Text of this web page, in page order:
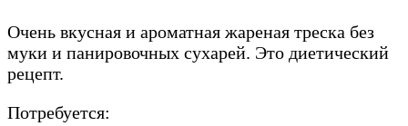
Очень вкусная и ароматная жареная треска без
муки и панировочных сухарей. Это диетический
рецепт.
Потребуется: